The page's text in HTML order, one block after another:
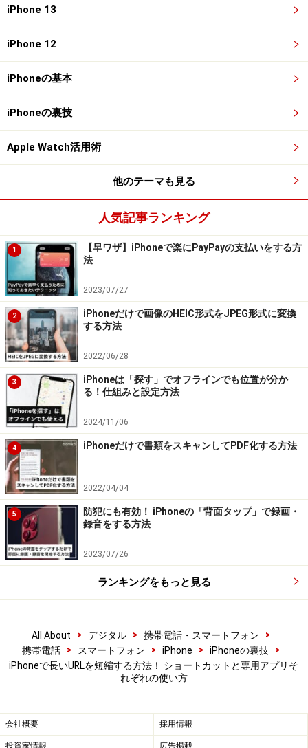
前準備はこれで完了です。
4.
Safariなどで共有したいページを開いたら、共有アイコ
ンをタップ。表示されたメニューの中から「URLを短
共有したいページを開いたら、共有アイコンをタップ。メニ
ューの中から「URLを短縮」を選択する
5.
すると画面上部に、先ほど追加したショートカットのレ
シピが無事に動いていることを知らせる通知が表示され
ますので、これで完了。あとはSNSやLINEなどで「ペー
スト」をすれば、短縮されたURLを貼り付けることがで
きます。
完了通知が届くので、あとはSNSやLINEなどで「ペースト」
をすればOK
なお、最初に使用した際に、ポップアップで「“is.gd”に
接続することを許可しますか？」「クリップボードにコ
ピーすることを許可しますか？」と聞かれますが、これ
はそれぞれ「常に許可」を選択してください。
共有アイコンをタップしたあと、メニューの中に「URL
を短縮」が表示されない場合は、画面一番下の「アクシ
ョンを編集…」をタップ。表示された一覧の中から「URL
を短縮」を選択してください。
アプリ「Bitly」を使って短縮URLを取得す
る方法
短縮URLサービスの最大手である「Bitly」の専用アプリ
ールできます。
iPhone 13
iPhone 12
iPhoneの基本
iPhoneの裏技
Apple Watch活用術
他のテーマも見る
人気記事ランキング
1
【早ワザ】iPhoneで楽にPayPayの支払いをする方
法
2023/07/27
2
iPhoneだけで画像のHEIC形式をJPEG形式に変換
する方法
2022/06/28
3
iPhoneは「探す」でオフラインでも位置が分か
る！仕組みと設定方法
2024/11/06
4 iPhoneだけで書類をスキャンしてPDF化する方法
2022/04/04
5
防犯にも有効！ iPhoneの「背面タップ」で録画・
録音をする方法
2023/07/26
ランキングをもっと見る
All About > デジタル > 携帯電話・スマートフォン
>
携帯電話
> スマートフォン > iPhone > iPhoneの裏技
>
iPhoneで長いURLを短縮する方法！ ショートカットと専用アプリそ
れぞれの使い方
会社概要 採用情報